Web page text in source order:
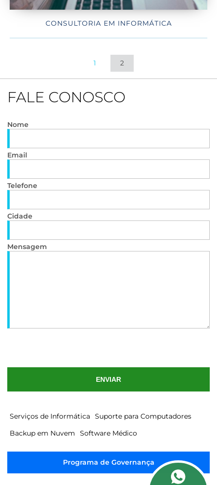
CONSULTORIA EM INFORMÁTICA
1 2
Serviços de Informática
Suporte para Computadores
Backup em Nuvem
Software Médico
Programa de Governança
FALE CONOSCO
Nome
Email
Telefone
Cidade
Mensagem
ENVIAR